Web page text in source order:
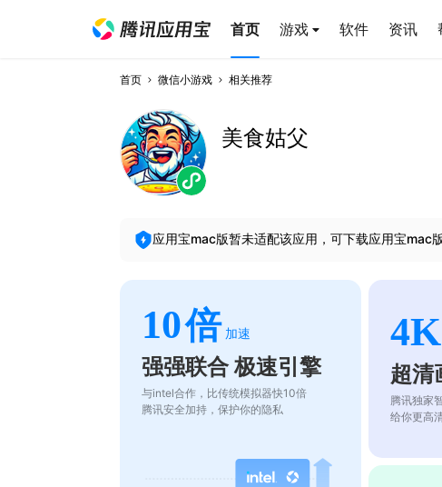
首页 游戏 软件 资讯
首页 微信小游戏 相关推荐
美食姑父
应用宝mac版暂未适配该应用，可下载应用宝mac
10倍 加速
强强联合 极速引擎
与intel合作，比传统模拟器快10倍
腾讯安全加持，保护你的隐私
超清
腾讯独家
给你更高